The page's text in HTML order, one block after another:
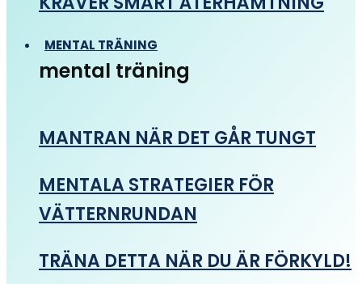
MENTAL TRÄNING
mental träning
MANTRAN NÄR DET GÅR TUNGT
MENTALA STRATEGIER FÖR
VÄTTERNRUNDAN
TRÄNA DETTA NÄR DU ÄR FÖRKYLD!